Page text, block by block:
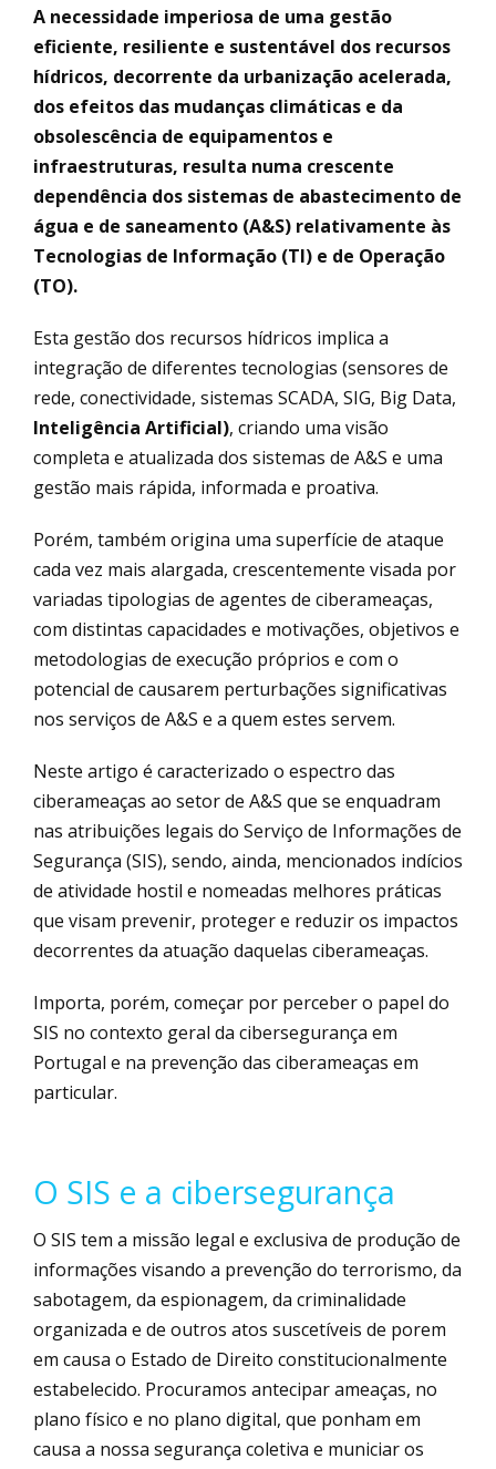
A necessidade imperiosa de uma gestão
eficiente, resiliente e sustentável dos recursos
hídricos, decorrente da urbanização acelerada,
dos efeitos das mudanças climáticas e da
obsolescência de equipamentos e
infraestruturas, resulta numa crescente
dependência dos sistemas de abastecimento de
água e de saneamento (A&S) relativamente às
Tecnologias de Informação (TI) e de Operação
(TO).
Esta gestão dos recursos hídricos implica a
integração de diferentes tecnologias (sensores de
rede, conectividade, sistemas SCADA, SIG, Big Data,
Inteligência Artificial), criando uma visão
completa e atualizada dos sistemas de A&S e uma
gestão mais rápida, informada e proativa.
Porém, também origina uma superfície de ataque
cada vez mais alargada, crescentemente visada por
variadas tipologias de agentes de ciberameaças,
com distintas capacidades e motivações, objetivos e
metodologias de execução próprios e com o
potencial de causarem perturbações significativas
nos serviços de A&S e a quem estes servem.
Neste artigo é caracterizado o espectro das
ciberameaças ao setor de A&S que se enquadram
nas atribuições legais do Serviço de Informações de
Segurança (SIS), sendo, ainda, mencionados indícios
de atividade hostil e nomeadas melhores práticas
que visam prevenir, proteger e reduzir os impactos
decorrentes da atuação daquelas ciberameaças.
Importa, porém, começar por perceber o papel do
SIS no contexto geral da cibersegurança em
Portugal e na prevenção das ciberameaças em
particular.
O SIS e a cibersegurança
O SIS tem a missão legal e exclusiva de produção de
informações visando a prevenção do terrorismo, da
sabotagem, da espionagem, da criminalidade
organizada e de outros atos suscetíveis de porem
em causa o Estado de Direito constitucionalmente
estabelecido. Procuramos antecipar ameaças, no
plano físico e no plano digital, que ponham em
causa a nossa segurança coletiva e municiar os